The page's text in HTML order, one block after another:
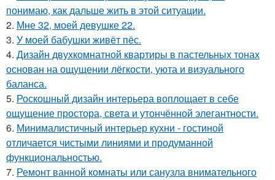
понимаю, как дальше жить в этой ситуации.
2. Мне 32, моей девушке 22.
3. У моей бабушки живёт пёс.
4. Дизайн двухкомнатной квартиры в пастельных тонах
основан на ощущении лёгкости, уюта и визуального
баланса.
5. Роскошный дизайн интерьера воплощает в себе
ощущение простора, света и утончённой элегантности.
6. Минималистичный интерьер кухни - гостиной
отличается чистыми линиями и продуманной
функциональностью.
7. Ремонт ванной комнаты или санузла внимательного